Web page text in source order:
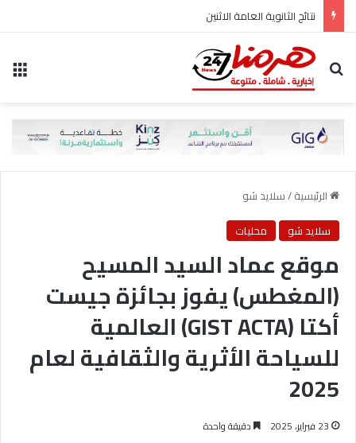
نتائج الثانوية العامة الاثنين
بحث عن
الرئيسية/سلايد شو
سلايد شو
محليات
موقع عماد السيد المسيح
(المغطس) يفوز بجائزة جيست
أكتا (GIST ACTA) العالمية
للسياحة الأثرية والثقافية لعام
2025
23 فبراير، 2025 دقيقة واحدة